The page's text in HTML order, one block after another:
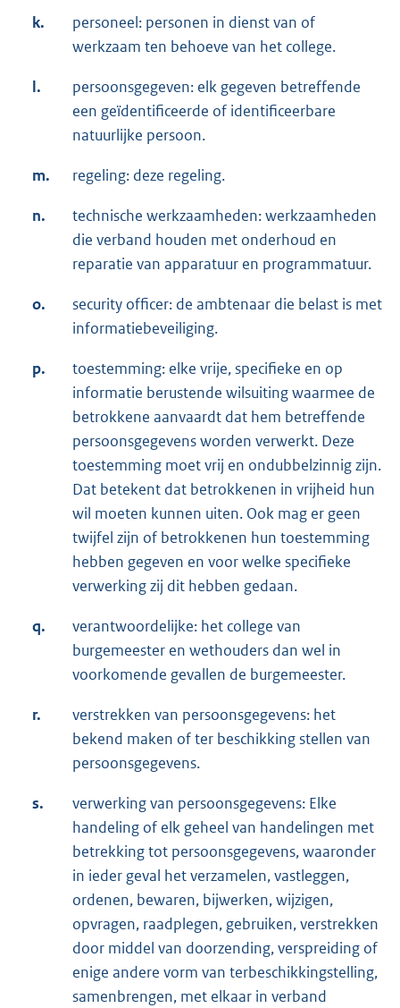
k.
personeel: personen in dienst van of
werkzaam ten behoeve van het college.
l.
persoonsgegeven: elk gegeven betreffende
een geïdentificeerde of identificeerbare
natuurlijke persoon.
m. regeling: deze regeling.
n.
technische werkzaamheden: werkzaamheden
die verband houden met onderhoud en
reparatie van apparatuur en programmatuur.
o.
security officer: de ambtenaar die belast is met
informatiebeveiliging.
p.
toestemming: elke vrije, specifieke en op
informatie berustende wilsuiting waarmee de
betrokkene aanvaardt dat hem betreffende
persoonsgegevens worden verwerkt. Deze
toestemming moet vrij en ondubbelzinnig zijn.
Dat betekent dat betrokkenen in vrijheid hun
wil moeten kunnen uiten. Ook mag er geen
twijfel zijn of betrokkenen hun toestemming
hebben gegeven en voor welke specifieke
verwerking zij dit hebben gedaan.
q.
verantwoordelijke: het college van
burgemeester en wethouders dan wel in
voorkomende gevallen de burgemeester.
r.
verstrekken van persoonsgegevens: het
bekend maken of ter beschikking stellen van
persoonsgegevens.
s.
verwerking van persoonsgegevens: Elke
handeling of elk geheel van handelingen met
betrekking tot persoonsgegevens, waaronder
in ieder geval het verzamelen, vastleggen,
ordenen, bewaren, bijwerken, wijzigen,
opvragen, raadplegen, gebruiken, verstrekken
door middel van doorzending, verspreiding of
enige andere vorm van terbeschikkingstelling,
samenbrengen, met elkaar in verband